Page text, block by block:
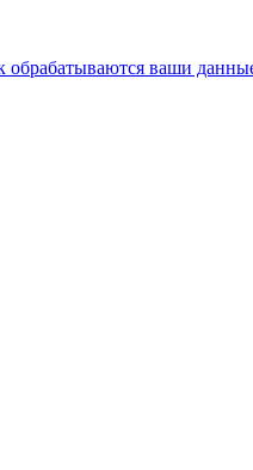
обрабатываются ваши